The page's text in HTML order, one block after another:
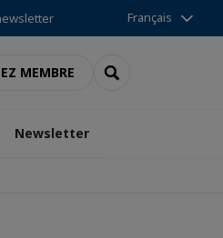
Français
MEMBRE RECHERCHER
Newsletter